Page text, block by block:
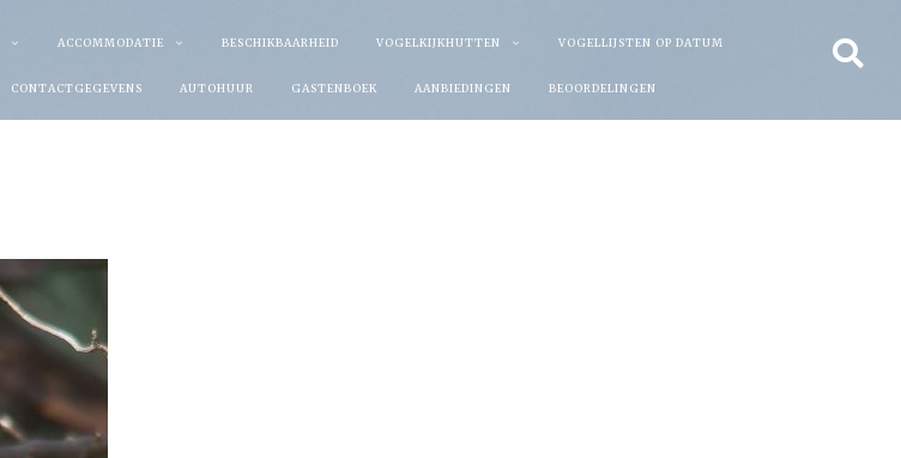
ACCOMMODATIE BESCHIKBAARHEID VOGELKIJKHUTTEN VOGELLIJSTEN OP DATUM
CONTACTGEGEVENS AUTOHUUR GASTENBOEK AANBIEDINGEN BEOORDELINGEN